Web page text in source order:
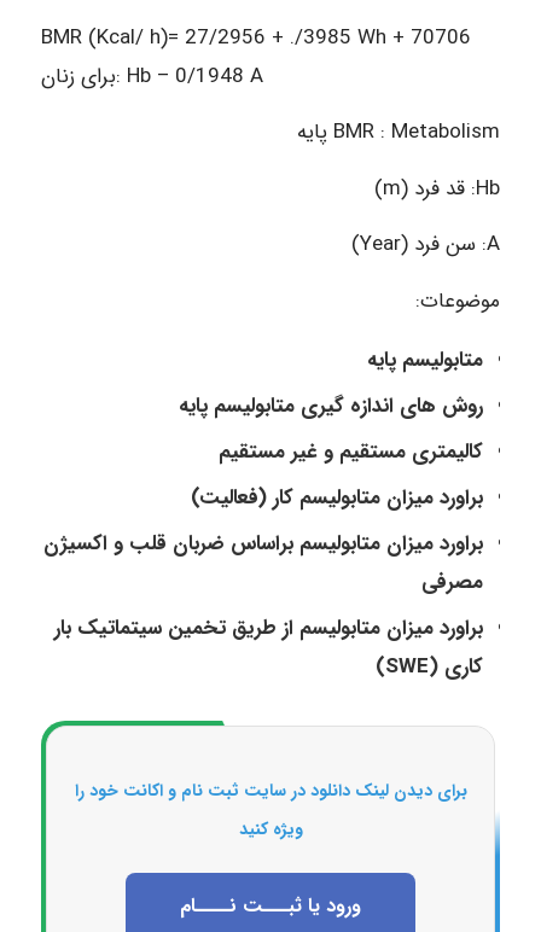
BMR (Kcal/ h)= 27/2956 + ./3985 Wh + 70706
Hb – 0/1948 A :برای زنان
BMR : Metabolism پایه
Hb: قد فرد (m)
A: سن فرد (Year)
موضوعات:
متابولیسم پایه
روش های اندازه گیری متابولیسم پایه
کالیمتری مستقیم و غیر مستقیم
براورد میزان متابولیسم کار (فعالیت)
براورد میزان متابولیسم براساس ضربان قلب و اکسیژن
مصرفی
براورد میزان متابولیسم از طریق تخمین سیتماتیک بار
کاری (SWE)
برای دیدن لینک دانلود در سایت ثبت نام و اکانت خود را
ویژه کنید
ورود یا ثبـــت نــــام